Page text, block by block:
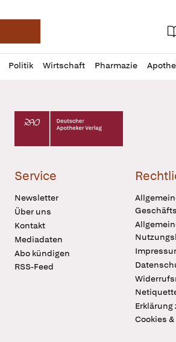
Deutsche Apotheker
Politik Wirtschaft Pharmazie
Profil
öffnen
Daz
Pur
Deutscher Apotheker Verlag Logo
Service
Newsletter
Über uns
Kontakt
Mediadaten
Abo kündigen
RSS-Feed
Cookies